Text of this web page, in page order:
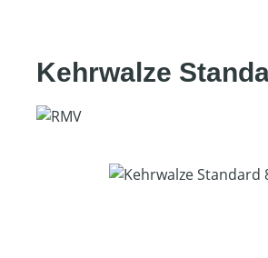
Kehrwalze
Bildergalerie überspringen